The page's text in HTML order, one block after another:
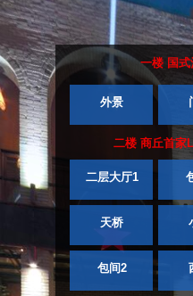
一楼 国
二楼 商丘首家
二层大厅1
天桥
包间2
外景